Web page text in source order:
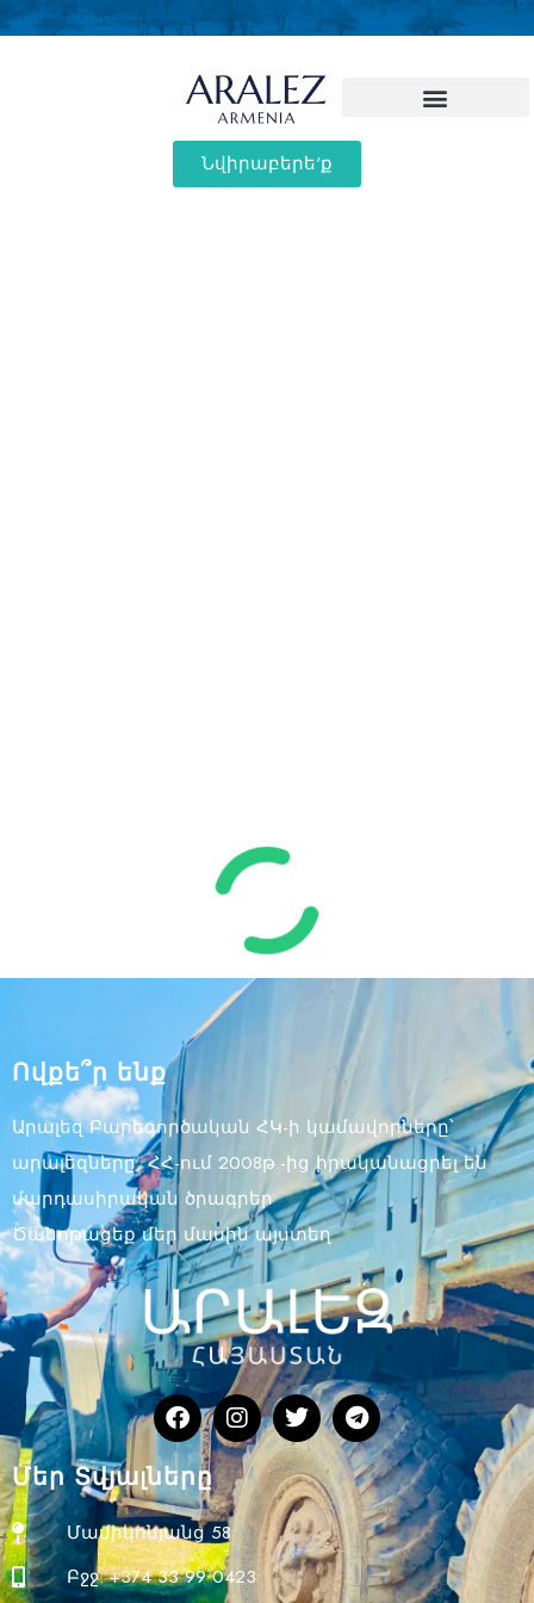
Նվիրաբերե'ք
Ովքե՞ր ենք
Արալեզ Բարեգործական ՀԿ-ի կամավորները՝
արալեզները, ՀՀ-ում 2008թ.-ից իրականացրել են
մարդասիրական ծրագրեր
Ծանոթացեք մեր մասին այստեղ
Մեր Տվյալները
Մամիկոնյանց 58
Բջջ. +374 33 99 0423